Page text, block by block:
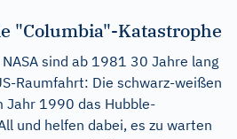
"Columbia"-Katastrophe
sind ab 1981 30 Jahre lang
Raumfahrt: Die schwarz-weißen
Jahr 1990 das Hubble-
und helfen dabei, es zu warten